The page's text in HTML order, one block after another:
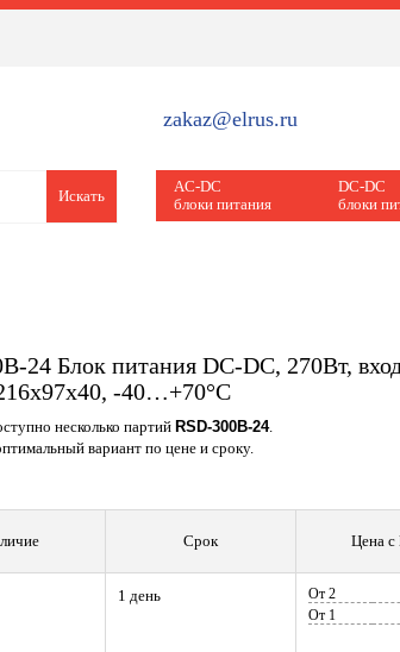
zakaz@elrus.ru
Искать
AC-DC
блоки питания
DC-DC
блоки
24 Блок питания DC-DC, 270Вт,
-40…+70°С
несколько партийRSD-300B-24.
вариант по цене и сроку.
Срок Цена
1 день От 2
От 1